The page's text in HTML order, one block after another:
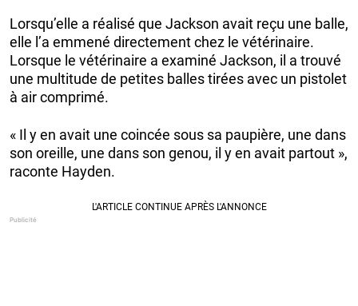
Lorsqu’elle a réalisé que Jackson avait reçu une balle,
elle l’a emmené directement chez le vétérinaire.
Lorsque le vétérinaire a examiné Jackson, il a trouvé
une multitude de petites balles tirées avec un pistolet
à air comprimé.
« Il y en avait une coincée sous sa paupière, une dans
son oreille, une dans son genou, il y en avait partout »,
raconte Hayden.